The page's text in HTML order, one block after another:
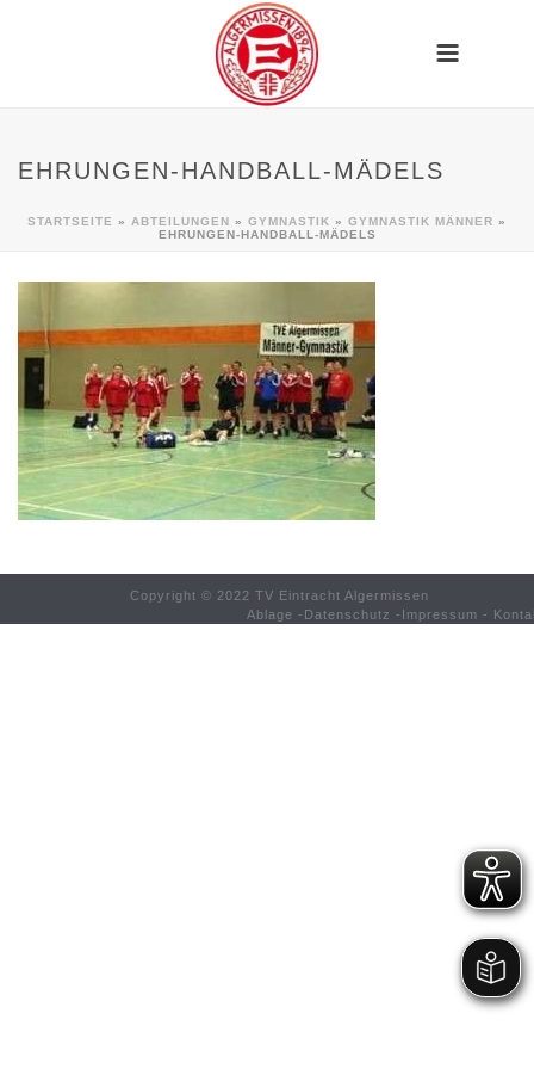
EHRUNGEN-HANDBALL-MÄDELS
STARTSEITE » ABTEILUNGEN » GYMNASTIK » GYMNASTIK MÄNNER »
EHRUNGEN-HANDBALL-MÄDELS
Copyright © 2022 TV Eintracht Algermissen
Ablage - Datenschutz - Impressum -